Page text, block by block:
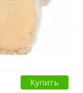
Купить